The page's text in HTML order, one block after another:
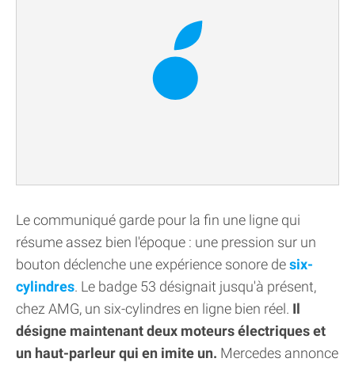
Le communiqué garde pour la fin une ligne qui
résume assez bien l'époque : une pression sur un
bouton déclenche une expérience sonore desix-
cylindres. Le badge 53 désignait jusqu'à présent,
chez AMG, un six-cylindres en ligne bien réel. Il
désigne maintenant deux moteurs électriques et
un haut-parleur qui en imite un. Mercedes annonce